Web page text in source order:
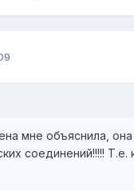
мне объяснила,
соединений!!!!!